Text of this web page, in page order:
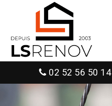
02 52 56 50 14